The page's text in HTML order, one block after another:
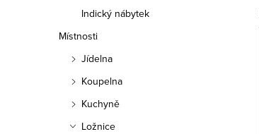
Indický nábytek
Místnosti
Jídelna
Koupelna
Kuchyně
Ložnice